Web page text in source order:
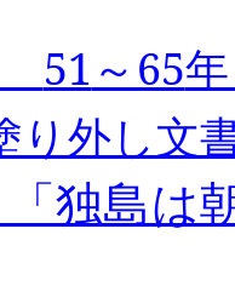
51 ～65
外し文
独島は